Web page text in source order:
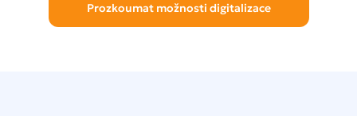
Prozkoumat možnosti digitalizace